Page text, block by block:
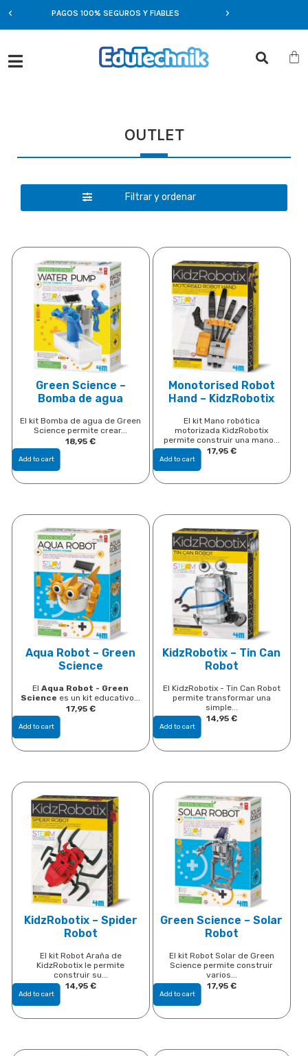
PAGOS 100% SEGUROS Y FIABLES
OUTLET
Filtrar y ordenar
Green Science –
Bomba de agua
El kit Bomba de agua de Green
Science permite crear...
18,95€
Add to cart
Monotorised Robot
Hand – KidzRobotix
El kit Mano robótica
motorizada KidzRobotix
permite construir una mano...
17,95 €
Add to cart
Aqua Robot – Green
Science
ElAqua Robot - Green
Science es un kit educativo...
17,95 €
Add to cart
KidzRobotix – Tin Can
Robot
El KidzRobotix - Tin Can Robot
permite transformar una
simple...
14,95 €
Add to cart
KidzRobotix – Spider
Robot
El kit Robot Araña de
KidzRobotix le permite
construir su...
14,95 €
Add to cart
Green Science – Solar
Robot
El kit Robot Solar de Green
Science permite construir
varios...
17,95 €
Add to cart